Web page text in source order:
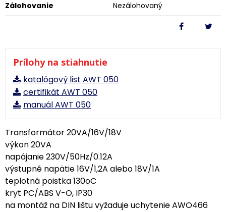
Zálohovanie
Nezálohovaný
Prílohy na stiahnutie
katalógový list AWT 050
certifikát AWT 050
manuál AWT 050
Transformátor 20VA/16V/18V
výkon 20VA
napájanie 230V/50Hz/0.12A
výstupné napätie 16V/1,2A alebo 18V/1A
teplotná poistka 130oC
kryt PC/ABS V-O, IP30
na montáž na DIN lištu vyžaduje uchytenie AWO466